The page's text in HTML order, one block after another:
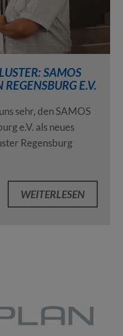
SAMOS
E.V.
sehr, den SAMOS
e.V. als neues
Regensburg
WEITERLESEN